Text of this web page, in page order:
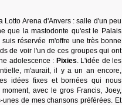
Lotto Arena d'Anvers : salle d'un peu
que la mastodonte qu'est le Palais
réservée m'offre une très bonne
de voir l'un de ces groupes qui ont
adolescence : Pixies. L'idée de les
m'aurait, il y a un an encore,
idées fixes et bornées qui nous
avec le gros Francis, Joey,
de mes chansons préférées. Et